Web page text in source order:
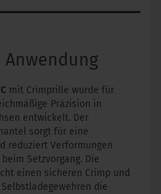
Anwendung
mit Crimprille wurde für
Präzision in
entwickelt. Der
sorgt für eine
reduziert Verformungen
Setzvorgang. Die
einen sicheren Crimp und
die